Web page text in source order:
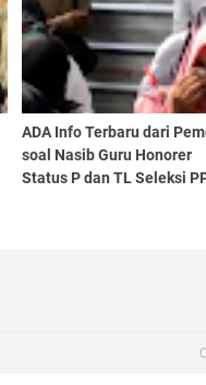
ADA Info Terbaru dari
soal Nasib Guru Honorer
Status P dan TL Seleksi